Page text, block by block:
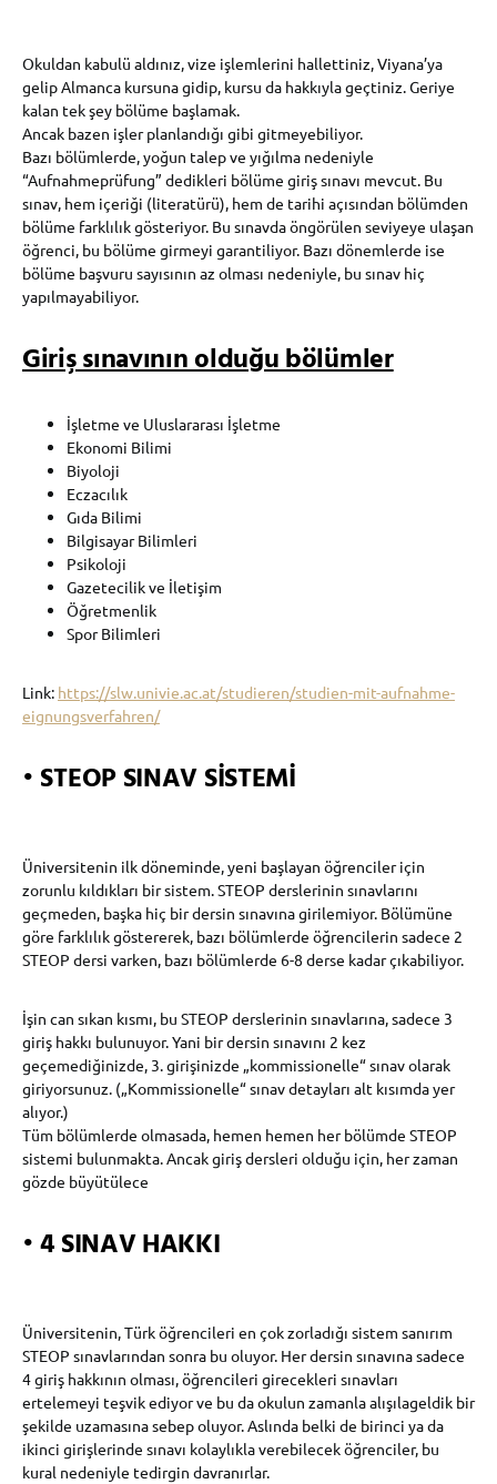
Okuldan kabulü aldınız, vize işlemlerini hallettiniz, Viyana’ya
gelip Almanca kursuna gidip, kursu da hakkıyla geçtiniz. Geriye
kalan tek şey bölüme başlamak.
Ancak bazen işler planlandığı gibi gitmeyebiliyor.
Bazı bölümlerde, yoğun talep ve yığılma nedeniyle
“Aufnahmeprüfung” dedikleri bölüme giriş sınavı mevcut. Bu
sınav, hem içeriği (literatürü), hem de tarihi açısından bölümden
bölüme farklılık gösteriyor. Bu sınavda öngörülen seviyeye ulaşan
öğrenci, bu bölüme girmeyi garantiliyor. Bazı dönemlerde ise
bölüme başvuru sayısının az olması nedeniyle, bu sınav hiç
yapılmayabiliyor.
Giriş sınavının olduğu bölümler
İşletme ve Uluslararası İşletme
Ekonomi Bilimi
Biyoloji
Eczacılık
Gıda Bilimi
Bilgisayar Bilimleri
Psikoloji
Gazetecilik ve İletişim
Öğretmenlik
Spor Bilimleri
Link: https://slw.univie.ac.at/studieren/studien-mit-aufnahme-
eignungsverfahren/
• STEOP SINAV SİSTEMİ
Üniversitenin ilk döneminde, yeni başlayan öğrenciler için
zorunlu kıldıkları bir sistem. STEOP derslerinin sınavlarını
geçmeden, başka hiç bir dersin sınavına girilemiyor. Bölümüne
göre farklılık göstererek, bazı bölümlerde öğrencilerin sadece 2
STEOP dersi varken, bazı bölümlerde 6-8 derse kadar çıkabiliyor.
İşin can sıkan kısmı, bu STEOP derslerinin sınavlarına, sadece 3
giriş hakkı bulunuyor. Yani bir dersin sınavını 2 kez
geçemediğinizde, 3. girişinizde „kommissionelle“ sınav olarak
giriyorsunuz. („Kommissionelle“ sınav detayları alt kısımda yer
alıyor.)
Tüm bölümlerde olmasada, hemen hemen her bölümde STEOP
sistemi bulunmakta. Ancak giriş dersleri olduğu için, her zaman
gözde büyütülece
•4 SINAV HAKKI
Üniversitenin, Türk öğrencileri en çok zorladığı sistem sanırım
STEOP sınavlarından sonra bu oluyor. Her dersin sınavına sadece
4 giriş hakkının olması, öğrencileri girecekleri sınavları
ertelemeyi teşvik ediyor ve bu da okulun zamanla alışılageldik bir
şekilde uzamasına sebep oluyor. Aslında belki de birinci ya da
ikinci girişlerinde sınavı kolaylıkla verebilecek öğrenciler, bu
kural nedeniyle tedirgin davranırlar.